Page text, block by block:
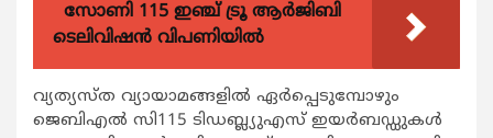
സോണി 115 ഇഞ്ച് ട്രൂ ആർജിബി
ടെലിവിഷൻ വിപണിയിൽ
വ്യത്യസ്ത വ്യായാമങ്ങളില്‍ ഏര്‍പ്പെടുമ്പോഴും
ജെബിഎല്‍ സി115 ടിഡബ്ല്യുഎസ് ഇയര്‍ബഡ്ഡുകള്‍